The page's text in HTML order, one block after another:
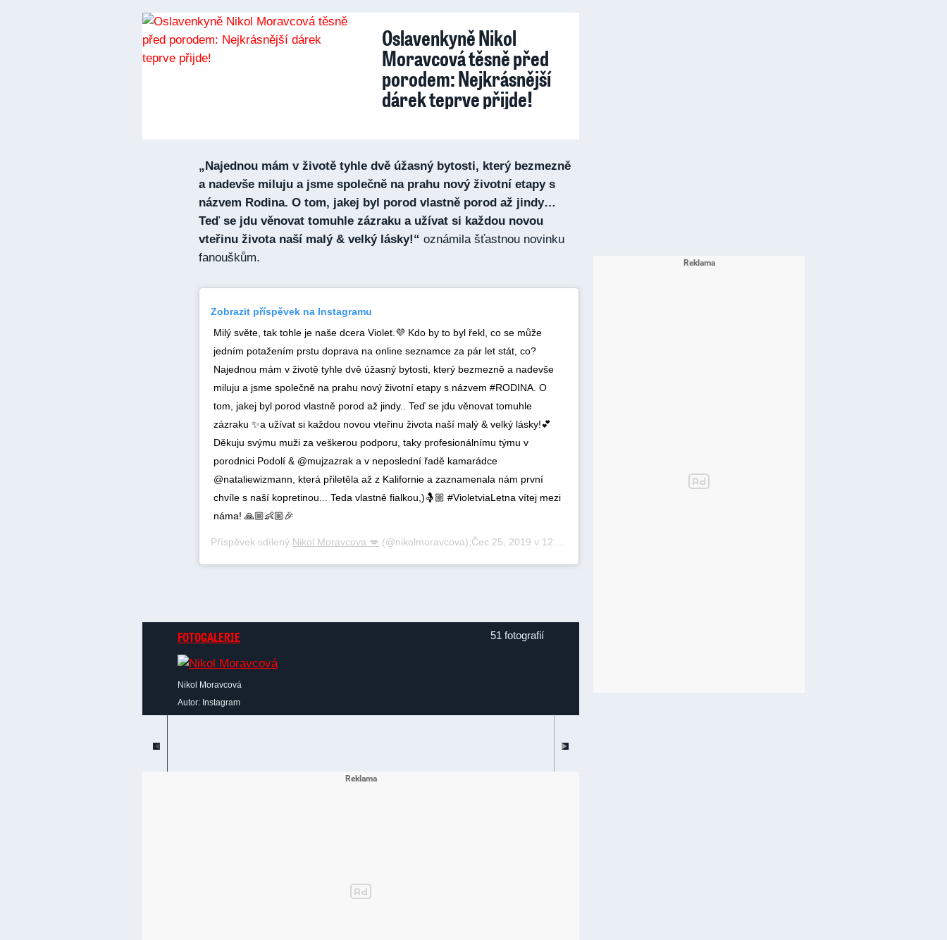
Oslavenkyně Nikol
Moravcová těsně před
porodem: Nejkrásnější
dárek teprve přijde!
„Najednou mám v životě tyhle dvě úžasný bytosti, který bezmezně
a nadevše miluju a jsme společně na prahu nový životní etapy s
názvem Rodina. O tom, jakej byl porod vlastně porod až jindy…
Teď se jdu věnovat tomuhle zázraku a užívat si každou novou
vteřinu života naší malý & velký lásky!“ oznámila šťastnou novinku
fanouškům.
Zobrazit příspěvek na Instagramu
Milý světe, tak tohle je naše dcera Violet.💜 Kdo by to byl řekl, co se může
jedním potažením prstu doprava na online seznamce za pár let stát, co?
Najednou mám v životě tyhle dvě úžasný bytosti, který bezmezně a nadevše
miluju a jsme společně na prahu nový životní etapy s názvem #RODINA. O
tom, jakej byl porod vlastně porod až jindy.. Teď se jdu věnovat tomuhle
zázraku ✨a užívat si každou novou vteřinu života naší malý & velký lásky!💕
Děkuju svýmu muži za veškerou podporu, taky profesionálnímu týmu v
porodnici Podolí & @mujzazrak a v neposlední řadě kamarádce
@nataliewizmann, která přiletěla až z Kalifornie a zaznamenala nám první
chvíle s naší kopretinou... Teda vlastně fialkou,)🤱🏼 #VioletviaLetna vítej mezi
náma! 🙏🏼👶🏼🎉
Příspěvek sdílený Nikol Moravcova 💋 (@nikolmoravcova),Čec 25, 2019 v 12:00 PDT
FOTOGALERIE 51 fotografií
Nikol Moravcová
Autor: Instagram